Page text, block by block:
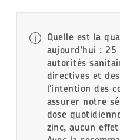
Quelle est la
aujourd'hui : 25
autorités
directives et
l'intention des
assurer notre
dose
zinc, aucun